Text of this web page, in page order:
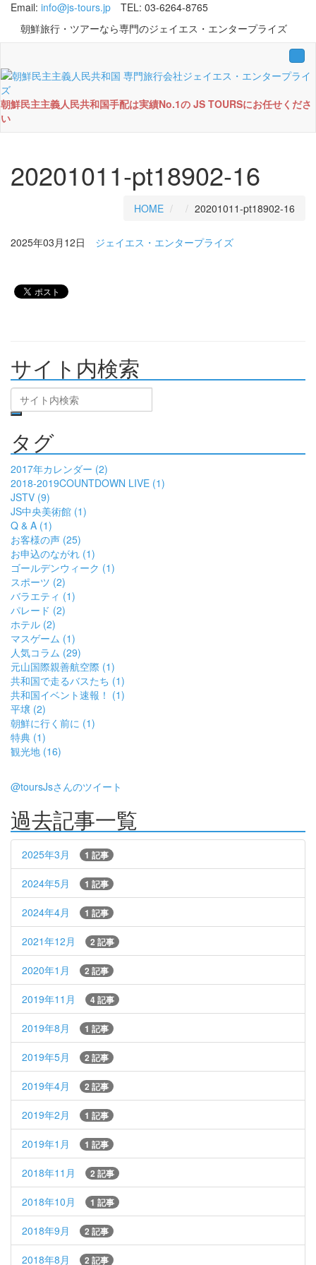
Email: info@js-tours.jp
TEL: 03-6264-8765
朝鮮旅行・ツアーなら専門のジェイエス・エンタープライズ
朝鮮民主主義人民共和国手配は実績No.1の JS TOURSにお任せくださ
い
20201011-pt18902-16
HOME 20201011-pt18902-16
2025年03月12日 ジェイエス・エンタープライズ
サイト内検索
タグ
2017年カレンダー (2)
2018-2019COUNTDOWN LIVE (1)
JSTV (9)
JS中央美術館 (1)
Q & A (1)
お客様の声 (25)
お申込のながれ (1)
ゴールデンウィーク (1)
スポーツ (2)
バラエティ (1)
パレード (2)
ホテル (2)
マスゲーム (1)
人気コラム (29)
元山国際親善航空際 (1)
共和国で走るバスたち (1)
共和国イベント速報！ (1)
平壌 (2)
朝鮮に行く前に (1)
特典 (1)
観光地 (16)
@toursJsさんのツイート
過去記事一覧
2025年3月 1 記事
2024年5月 1 記事
2024年4月 1 記事
2021年12月 2 記事
2020年1月 2 記事
2019年11月 4 記事
2019年8月 1 記事
2019年5月 2 記事
2019年4月 2 記事
2019年2月 1 記事
2019年1月 1 記事
2018年11月 2 記事
2018年10月 1 記事
2018年9月 2 記事
2018年8月 2 記事